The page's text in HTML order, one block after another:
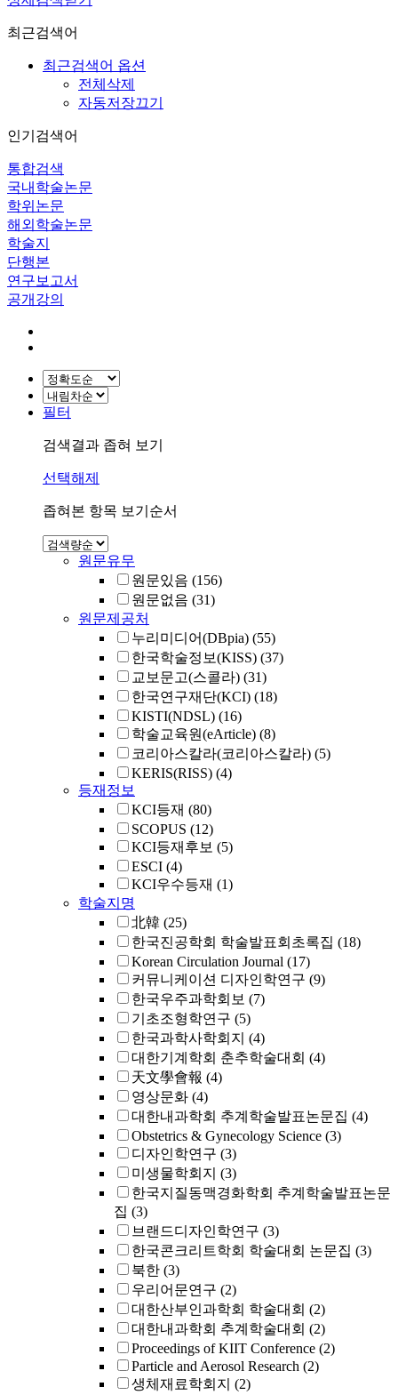
최근검색어
최근검색어 옵션
전체삭제
자동저장끄기
인기검색어
통합검색
국내학술논문
학위논문
해외학술논문
학술지
단행본
연구보고서
공개강의
필터
검색결과 좁혀 보기
선택해제
좁혀본 항목 보기순서
원문유무
원문있음 (156)
원문없음 (31)
원문제공처
누리미디어(DBpia) (55)
한국학술정보(KISS) (37)
교보문고(스콜라) (31)
한국연구재단(KCI) (18)
KISTI(NDSL) (16)
학술교육원(eArticle) (8)
코리아스칼라(코리아스칼라) (5)
KERIS(RISS) (4)
등재정보
KCI등재 (80)
SCOPUS (12)
KCI등재후보 (5)
ESCI (4)
KCI우수등재 (1)
학술지명
北韓 (25)
한국진공학회 학술발표회초록집 (18)
Korean Circulation Journal (17)
커뮤니케이션 디자인학연구 (9)
한국우주과학회보 (7)
기초조형학연구 (5)
한국과학사학회지 (4)
대한기계학회 춘추학술대회 (4)
天文學會報 (4)
영상문화 (4)
대한내과학회 추계학술발표논문집 (4)
Obstetrics & Gynecology Science (3)
디자인학연구 (3)
미생물학회지 (3)
한국지질동맥경화학회 추계학술발표논문
집 (3)
브랜드디자인학연구 (3)
한국콘크리트학회 학술대회 논문집 (3)
북한 (3)
우리어문연구 (2)
대한산부인과학회 학술대회 (2)
대한내과학회 추계학술대회 (2)
Proceedings of KIIT Conference (2)
Particle and Aerosol Research (2)
생체재료학회지 (2)